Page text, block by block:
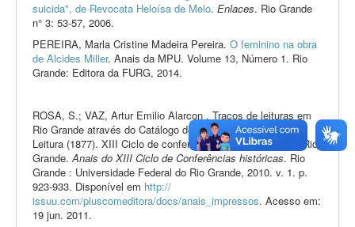
suicida", de Revocata Heloísa de Melo. Enlaces. Rio Grande
n° 3: 53-57, 2006.
PEREIRA, Marla Cristine Madeira Pereira. O feminino na obra
de Alcides Miller. Anais da MPU. Volume 13, Número 1. Rio
Grande: Editora da FURG, 2014.
ROSA, S.; VAZ, Artur Emilio Alarcon . Traços de leituras em
Rio Grande através do Catálogo dos livros do Gabinete de
Leitura (1877). XIII Ciclo de conferências históricas, 2010, Rio
Grande. Anais do XIII Ciclo de Conferências históricas. Rio
Grande : Universidade Federal do Rio Grande, 2010. v. 1. p.
923-933. Disponível em http://
issuu.com/pluscomeditora/docs/anais_impressos. Acesso em:
19 jun. 2011.